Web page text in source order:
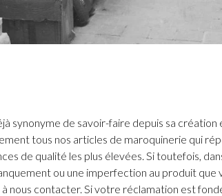
synonyme de savoir-faire depuis sa création
tous nos articles de maroquinerie qui
de qualité les plus élevées. Si toutefois,
ou une imperfection au produit que
à nous contacter. Si votre réclamation est